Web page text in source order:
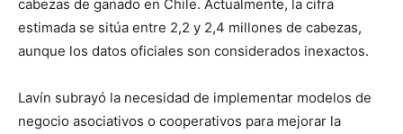
cabezas de ganado en Chile. Actualmente, la cifra
estimada se sitúa entre 2,2 y 2,4 millones de cabezas,
aunque los datos oficiales son considerados inexactos.
Lavín subrayó la necesidad de implementar modelos de
negocio asociativos o cooperativos para mejorar la